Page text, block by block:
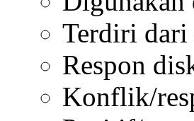
Terdiri dari
Respon
Konflik/